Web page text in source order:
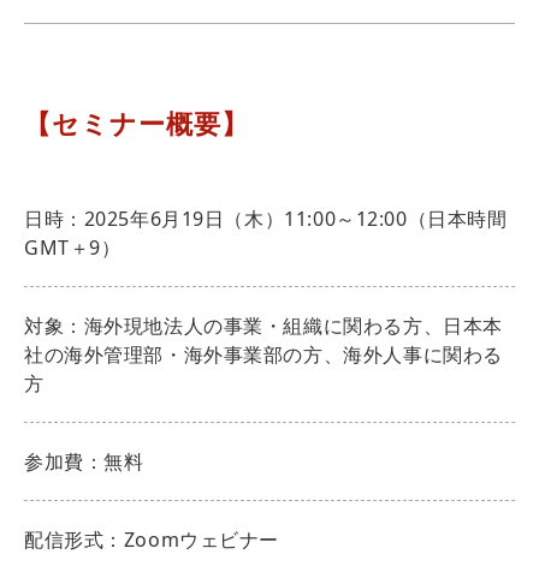
【セミナー概要】
日時：2025年6月19日（木）11:00～12:00（日本時間
GMT＋9）
対象：海外現地法人の事業・組織に関わる方、日本本
社の海外管理部・海外事業部の方、海外人事に関わる
方
参加費：無料
配信形式：Zoomウェビナー